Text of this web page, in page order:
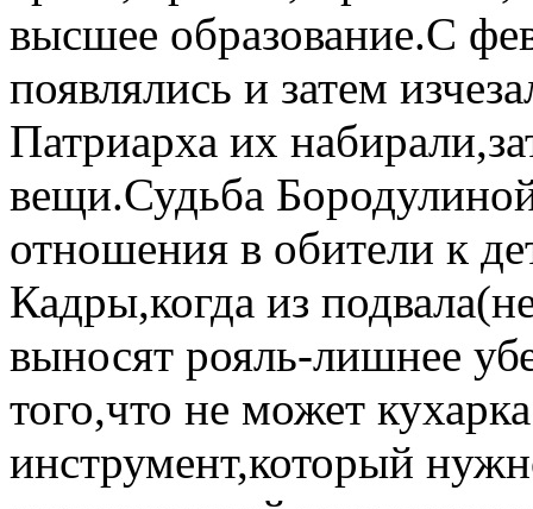
высшее образование.С
появлялись и затем
Патриарха их
вещи.Судьба
отношения в обители к
Кадры,когда из
выносят рояль-лишнее
того,что не может
инструмент,который